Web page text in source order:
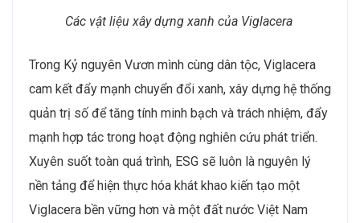
Các vật liệu xây dựng xanh của Viglacera
Trong Kỷ nguyên Vươn mình cùng dân tộc, Viglacera
cam kết đẩy mạnh chuyển đổi xanh, xây dựng hệ thống
quản trị số để tăng tính minh bạch và trách nhiệm, đẩy
mạnh hợp tác trong hoạt động nghiên cứu phát triển.
Xuyên suốt toàn quá trình, ESG sẽ luôn là nguyên lý
nền tảng để hiện thực hóa khát khao kiến tạo một
Viglacera bền vững hơn và một đất nước Việt Nam